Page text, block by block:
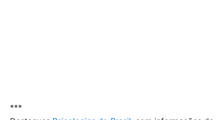
***